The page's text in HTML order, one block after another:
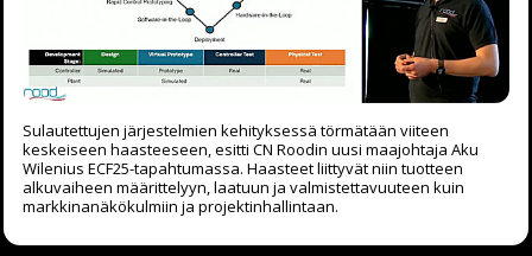
Sulautettujen järjestelmien kehityksessä törmätään viiteen
keskeiseen haasteeseen, esitti CN Roodin uusi maajohtaja Aku
Wilenius ECF25-tapahtumassa. Haasteet liittyvät niin tuotteen
alkuvaiheen määrittelyyn, laatuun ja valmistettavuuteen kuin
markkinanäkökulmiin ja projektinhallintaan.